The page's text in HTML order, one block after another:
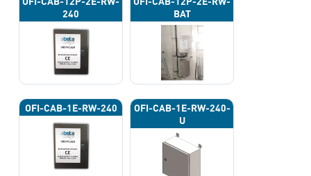
240
BAT
OFI-CAB-1E-RW-240
OFI-CAB-1E-RW-240-
U